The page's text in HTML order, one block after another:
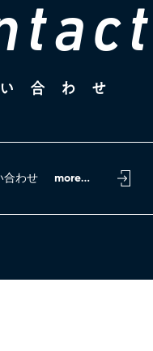
tact
合わせ
合わせ more...